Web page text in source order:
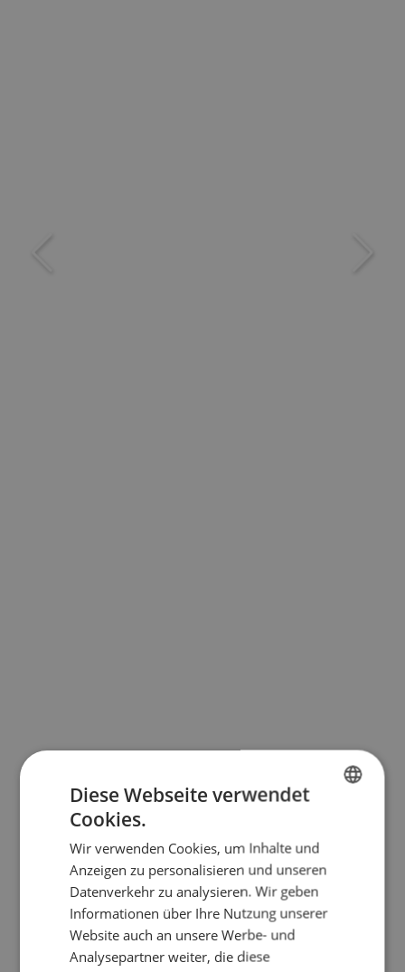
ENGLISH
RUSSIAN
GERMAN
FRENCH
Diese Webseite verwendet
Cookies.
Wir verwenden Cookies, um Inhalte und
Anzeigen zu personalisieren und unseren
Datenverkehr zu analysieren. Wir geben
Informationen über Ihre Nutzung unserer
Website auch an unsere Werbe- und
Analysepartner weiter, die diese